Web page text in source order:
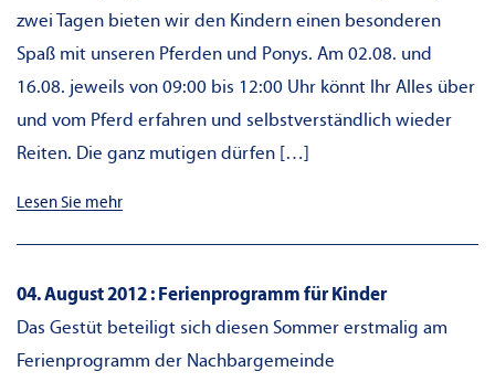
zwei Tagen bieten wir den Kindern einen besonderen
Spaß mit unseren Pferden und Ponys. Am 02.08. und
16.08. jeweils von 09:00 bis 12:00 Uhr könnt Ihr Alles über
und vom Pferd erfahren und selbstverständlich wieder
Reiten. Die ganz mutigen dürfen […]
Lesen Sie mehr
04. August 2012 : Ferienprogramm für Kinder
Das Gestüt beteiligt sich diesen Sommer erstmalig am
Ferienprogramm der Nachbargemeinde